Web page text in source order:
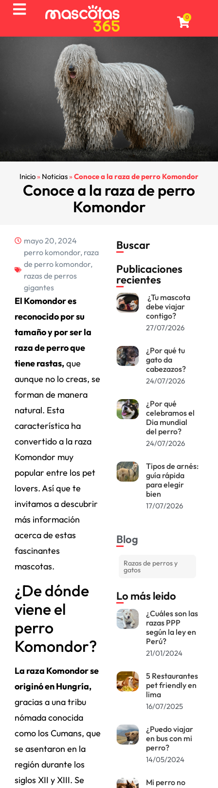
0
Inicio» Noticias»Conoce a la raza de perro Komondor
Conoce a la raza de perro
Komondor
mayo 20, 2024
perro komondor, raza
de perro komondor,
razas de perros
gigantes
El Komondor es
reconocido por su
tamaño y por ser la
raza de perro que
tiene rastas,que
aunque no lo creas, se
forman de manera
natural. Esta
característica ha
convertido a la raza
Komondor muy
popular entre los pet
lovers. Así que te
invitamos a descubrir
más información
acerca de estas
fascinantes
mascotas.
¿De dónde
viene el
perro
Komondor?
La raza Komondor se
originó en Hungría,
gracias a una tribu
nómada conocida
como los Cumans, que
se asentaron en la
región durante los
siglos XII y XIII. Se
Buscar
Publicaciones
recientes
¿Tu mascota
debe viajar
contigo?
27/07/2026
¿Por qué tu
gato da
cabezazos?
24/07/2026
¿Por qué
celebramos el
Dia mundial
del perro?
24/07/2026
Tipos de arnés:
guía rápida
para elegir
bien
17/07/2026
Blog
Razas de perros y
gatos
Lo más leido
¿Cuáles son las
razas PPP
según la ley en
Perú?
21/01/2024
5 Restaurantes
pet friendly en
lima
16/07/2025
¿Puedo viajar
en bus con mi
perro?
14/05/2024
Mi perro no